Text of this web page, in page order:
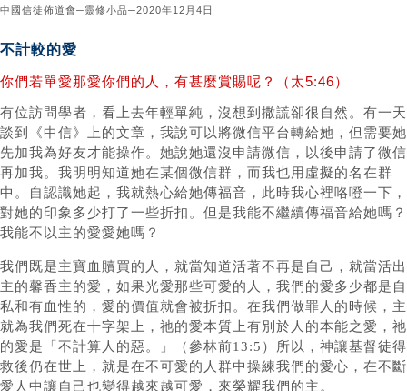
中國信徒佈道會─靈修小品─2020年12月4日
不計較的愛
你們若單愛那愛你們的人，有甚麼賞賜呢？（太5:46）
有位訪問學者，看上去年輕單純，沒想到撒謊卻很自然。有一天
談到《中信》上的文章，我說可以將微信平台轉給她，但需要她
先加我為好友才能操作。她說她還沒申請微信，以後申請了微信
再加我。我明明知道她在某個微信群，而我也用虛擬的名在群
中。自認識她起，我就熱心給她傳福音，此時我心裡咯噔一下，
對她的印象多少打了一些折扣。但是我能不繼續傳福音給她嗎？
我能不以主的愛愛她嗎？
我們既是主寶血贖買的人，就當知道活著不再是自己，就當活出
主的馨香主的愛，如果光愛那些可愛的人，我們的愛多少都是自
私和有血性的，愛的價值就會被折扣。在我們做罪人的時候，主
就為我們死在十字架上，祂的愛本質上有別於人的本能之愛，祂
的愛是「不計算人的惡。」（參林前13:5）所以，神讓基督徒得
救後仍在世上，就是在不可愛的人群中操練我們的愛心，在不斷
愛人中讓自己也變得越來越可愛，來榮耀我們的主。